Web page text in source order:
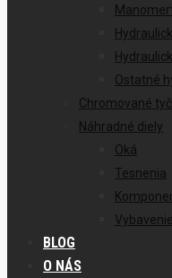
Ostatné
Chromované
Náhradné diely
Oká
Tesnenia
BLOG
O NÁS